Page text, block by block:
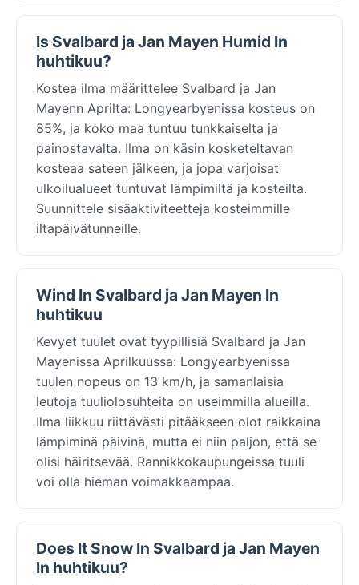
Is Svalbard ja Jan Mayen Humid In
huhtikuu?
Kostea ilma määrittelee Svalbard ja Jan
Mayenn Aprilta: Longyearbyenissa kosteus on
85%, ja koko maa tuntuu tunkkaiselta ja
painostavalta. Ilma on käsin kosketeltavan
kosteaa sateen jälkeen, ja jopa varjoisat
ulkoilualueet tuntuvat lämpimiltä ja kosteilta.
Suunnittele sisäaktiviteetteja kosteimmille
iltapäivätunneille.
Wind In Svalbard ja Jan Mayen In
huhtikuu
Kevyet tuulet ovat tyypillisiä Svalbard ja Jan
Mayenissa Aprilkuussa: Longyearbyenissa
tuulen nopeus on 13 km/h, ja samanlaisia
leutoja tuuliolosuhteita on useimmilla alueilla.
Ilma liikkuu riittävästi pitääkseen olot raikkaina
lämpiminä päivinä, mutta ei niin paljon, että se
olisi häiritsevää. Rannikkokaupungeissa tuuli
voi olla hieman voimakkaampaa.
Does It Snow In Svalbard ja Jan Mayen
In huhtikuu?